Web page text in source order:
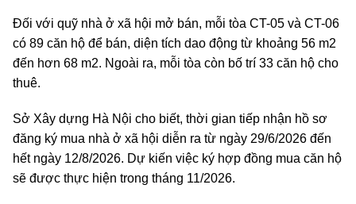
Đối với quỹ nhà ở xã hội mở bán, mỗi tòa CT-05 và CT-06
có 89 căn hộ để bán, diện tích dao động từ khoảng 56 m2
đến hơn 68 m2. Ngoài ra, mỗi tòa còn bố trí 33 căn hộ cho
thuê.
Sở Xây dựng Hà Nội cho biết, thời gian tiếp nhận hồ sơ
đăng ký mua nhà ở xã hội diễn ra từ ngày 29/6/2026 đến
hết ngày 12/8/2026. Dự kiến việc ký hợp đồng mua căn hộ
sẽ được thực hiện trong tháng 11/2026.